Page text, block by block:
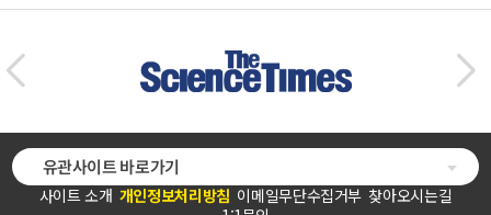
사이트 소개 개인정보처리방침 이메일무단수집거부 찾아오시는길
유관사이트 바로가기